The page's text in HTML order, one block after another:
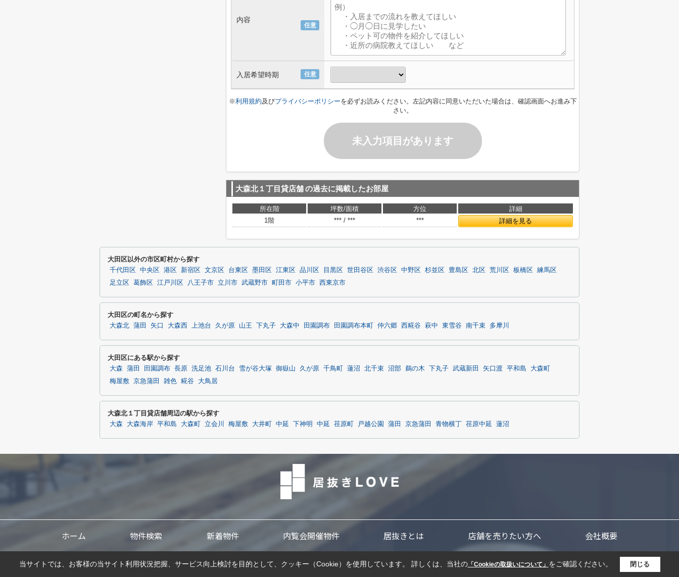
任意
内容
任意
入居希望時期
※利用規約及びプライバシーポリシーを必ずお読みください。左記内容に同意いただいた場合は、確認画面へお進み下
さい。
未入力項目があります
大森北１丁目貸店舗の過去に掲載したお部屋
所在階 坪数/面積 方位
詳細
1階
*** / *** *** 詳細を見る
大田区以外の市区町村から探す
千代田区 中央区 港区 新宿区 文京区 台東区 墨田区 江東区 品川区 目黒区 世田谷区 渋谷区 中野区 杉並区 豊島区 北区 荒川区 板橋区
練馬区
足立区
葛飾区 江戸川区 八王子市 立川市 武蔵野市 町田市 小平市 西東京市
大田区の町名から探す
大森北 蒲田 矢口 大森西 上池台 久が原 山王 下丸子 大森中 田園調布 田園調布本町 仲六郷 西糀谷 萩中 東雪谷 南千束 多摩川
大田区にある駅から探す
大森 蒲田 田園調布 長原 洗足池 石川台 雪が谷大塚 御嶽山 久が原 千鳥町 蓮沼 北千束 沼部 鵜の木 下丸子 武蔵新田 矢口渡 平和島
大森町
梅屋敷 京急蒲田 雑色 糀谷 大鳥居
大森北１丁目貸店舗周辺の駅から探す
大森 大森海岸 平和島 大森町 立会川 梅屋敷 大井町 中延 下神明 中延 荏原町 戸越公園 蒲田 京急蒲田 青物横丁 荏原中延 蓮沼
ホーム 物件検索 新着物件 内覧会開催物件 居抜きとは 店舗を売りたい方へ 会社概要
当サイトでは、お客様の当サイト利用状況把握、サービス向上検討を目的として、クッキー（Cookie）を使用しています。 詳しくは、当社の「Cookieの取扱いについて」 をご確認ください。 閉じる